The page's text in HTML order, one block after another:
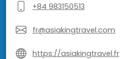
+84 983150513
fr@asiakingtravel.com
https://asiakingtravel.fr